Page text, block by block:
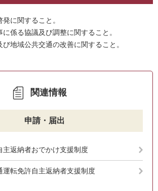
発に関すること。
に係る協議及び調整に関すること。
び地域公共交通の改善に関すること。
関連情報
申請・届出
主返納者おでかけ支援制度
運転免許自主返納者支援制度